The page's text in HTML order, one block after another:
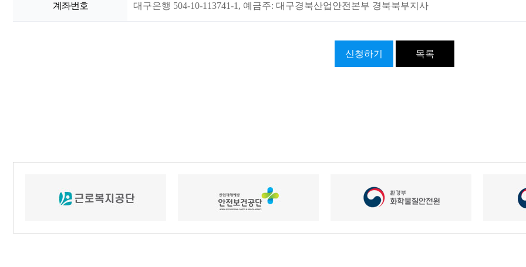
계좌번호 대구은행 504-10-113741-1, 예금주: 대구경북산업안전본부 경북북부지사
신청하기 목록